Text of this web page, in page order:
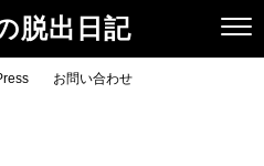
脱出日記
お問い合わせ